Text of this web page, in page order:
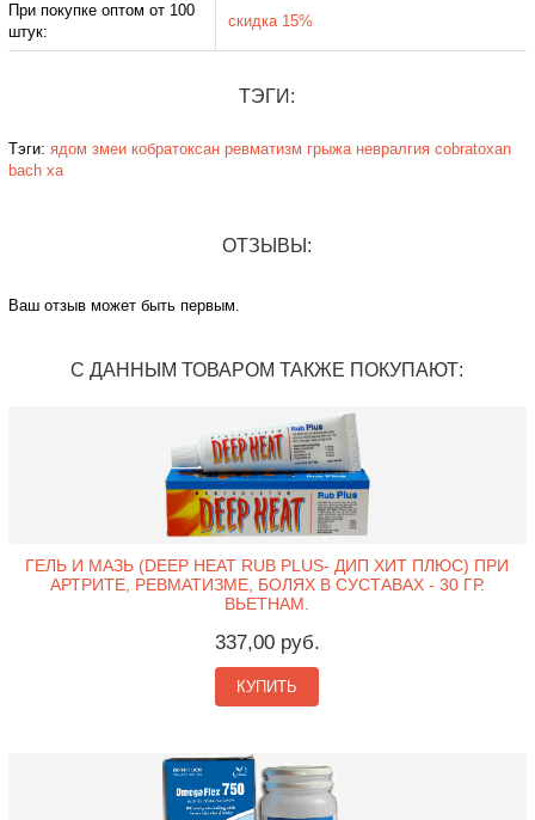
При покупке оптом от 100
штук:
скидка 15%
ТЭГИ:
Тэги: ядом змеи кобратоксан ревматизм грыжа невралгия cobratoxan
bach xa
ОТЗЫВЫ:
Ваш отзыв может быть первым.
С ДАННЫМ ТОВАРОМ ТАКЖЕ ПОКУПАЮТ:
ГЕЛЬ И МАЗЬ (DEEP HEAT RUB PLUS- ДИП ХИТ ПЛЮС) ПРИ
АРТРИТЕ, РЕВМАТИЗМЕ, БОЛЯХ В СУСТАВАХ - 30 ГР.
ВЬЕТНАМ.
337,00 руб.
КУПИТЬ